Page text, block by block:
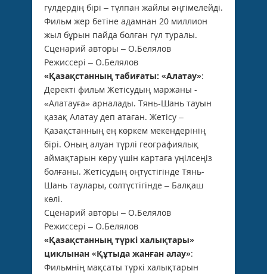
гүлдердің бірі – түлпан жайлы әңгімелейді.
Фильм жер бетіне адамнан 20 миллион
жыл бұрын пайда болған гүл туралы.
Сценарий авторы – О.Белялов
Режиссері – О.Белялов
«Қазақстанның табиғаты: «Алатау»:
Деректі фильм Жетісудың маржаны -
«Алатауға» арналады. Тянь-Шань тауын
қазақ Алатау деп атаған. Жетісу –
Қазақстанның ең көркем мекендерінің
бірі. Оның алуан түрлі географиялық
аймақтарын көру үшін картаға үңілсеңіз
болғаны. Жетісудың оңтүстігінде Тянь-
Шань таулары, солтүстігінде – Балқаш
көлі.
Сценарий авторы – О.Белялов
Режиссері – О.Белялов
«Қазақстанның түркі халықтары»
циклынан «Құтыда жанған алау»:
Фильмнің мақсаты түркі халықтарын